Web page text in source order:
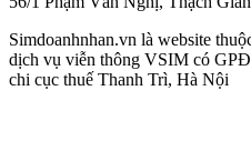
Simdoanhnhan.vn là website
dịch vụ viễn thông VSIM có
chi cục thuế Thanh Trì, Hà Nội